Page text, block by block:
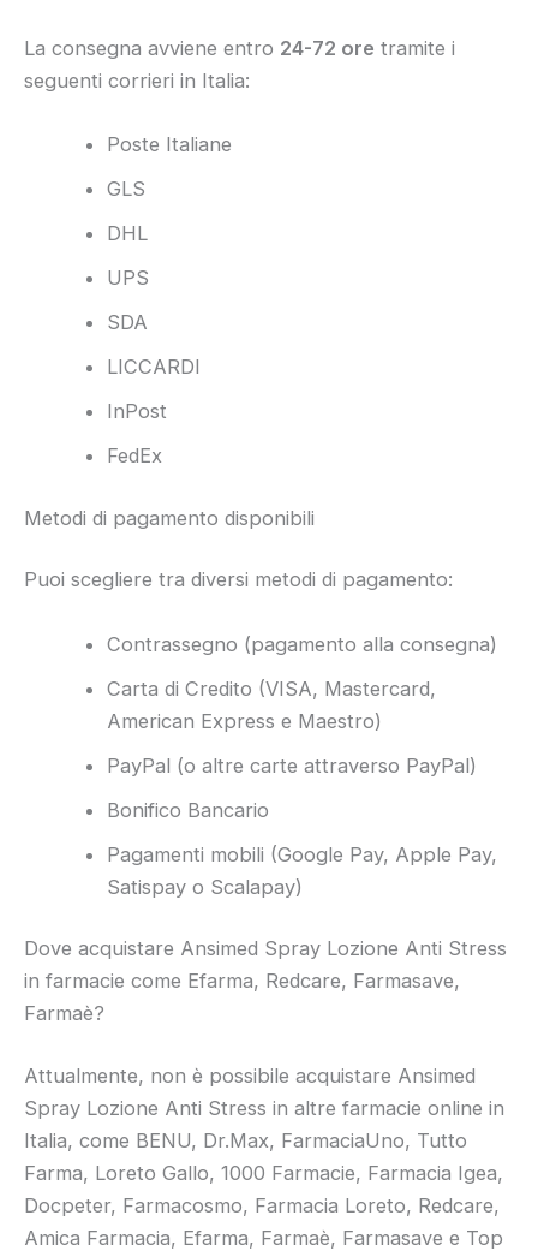
La consegna avviene entro 24-72 ore tramite i
seguenti corrieri in Italia:
Poste Italiane
GLS
DHL
UPS
SDA
LICCARDI
InPost
FedEx
Metodi di pagamento disponibili
Puoi scegliere tra diversi metodi di pagamento:
Contrassegno (pagamento alla consegna)
Carta di Credito (VISA, Mastercard,
American Express e Maestro)
PayPal (o altre carte attraverso PayPal)
Bonifico Bancario
Pagamenti mobili (Google Pay, Apple Pay,
Satispay o Scalapay)
Dove acquistare Ansimed Spray Lozione Anti Stress
in farmacie come Efarma, Redcare, Farmasave,
Farmaè?
Attualmente, non è possibile acquistare Ansimed
Spray Lozione Anti Stress in altre farmacie online in
Italia, come BENU, Dr.Max, FarmaciaUno, Tutto
Farma, Loreto Gallo, 1000 Farmacie, Farmacia Igea,
Docpeter, Farmacosmo, Farmacia Loreto, Redcare,
Amica Farmacia, Efarma, Farmaè, Farmasave e Top